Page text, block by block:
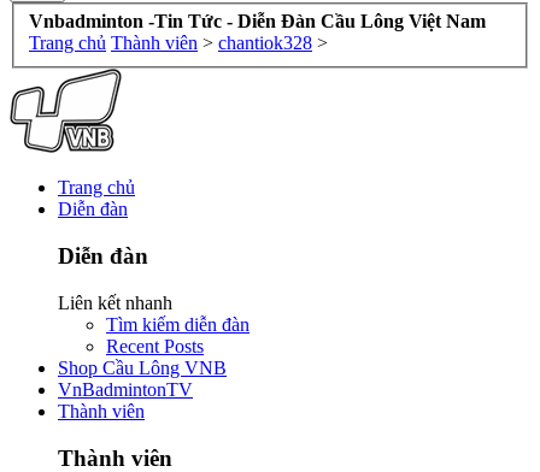
Vnbadminton -Tin Tức - Diễn Đàn Cầu Lông Việt Nam
Trang chủ Thành viên > chantiok328 >
Trang chủ
Diễn đàn
Diễn đàn
Liên kết nhanh
Tìm kiếm diễn đàn
Recent Posts
Shop Cầu Lông VNB
VnBadmintonTV
Thành viên
Thành viên